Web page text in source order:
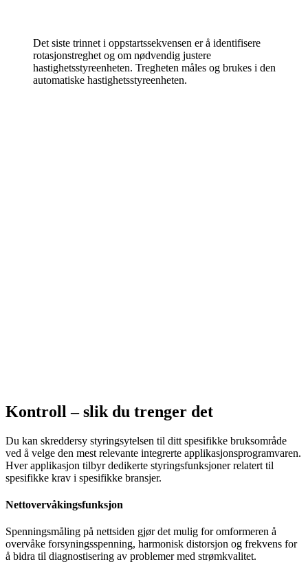
Det siste trinnet i oppstartssekvensen er å identifisere
rotasjonstreghet og om nødvendig justere
hastighetsstyreenheten. Tregheten måles og brukes i den
automatiske hastighetsstyreenheten.
Kontroll – slik du trenger det
Du kan skreddersy styringsytelsen til ditt spesifikke bruksområde
ved å velge den mest relevante integrerte applikasjonsprogramvaren.
Hver applikasjon tilbyr dedikerte styringsfunksjoner relatert til
spesifikke krav i spesifikke bransjer.
Nettovervåkingsfunksjon
Spenningsmåling på nettsiden gjør det mulig for omformeren å
overvåke forsyningsspenning, harmonisk distorsjon og frekvens for
å bidra til diagnostisering av problemer med strømkvalitet.